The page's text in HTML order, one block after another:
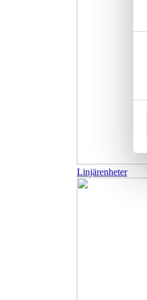
Linjärenheter